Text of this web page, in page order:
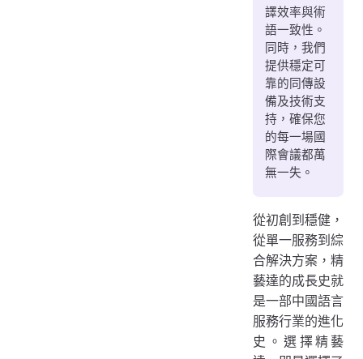
譯效率與術
語一致性。
同時，我們
提供穩定可
靠的同傳設
備及技術支
持，確保您
的每一場國
際會議都萬
無一失。
從初創到穩健，
從單一服務到綜
合解決方案，精
藝達的成長史就
是一部中國語言
服務行業的進化
史。選擇精藝